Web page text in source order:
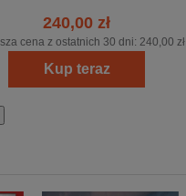
240,00 zł
cena z ostatnich 30 dni: 240,00 zł
Kup teraz